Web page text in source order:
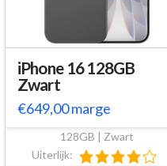
iPhone 16 128GB
Zwart
€649,00marge
128GB | Zwart
Uiterlijk: